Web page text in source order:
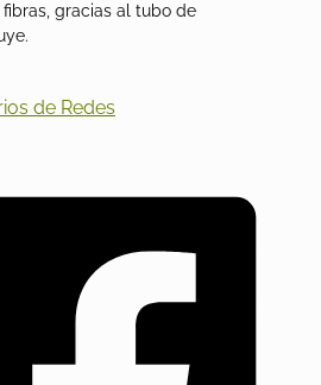
gracias al tubo de
de Redes